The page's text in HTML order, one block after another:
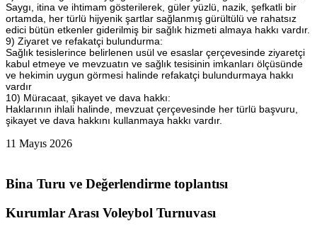
Saygı, itina ve ihtimam gösterilerek, güler yüzlü, nazik, şefkatli bir
ortamda, her türlü hijyenik şartlar sağlanmış gürültülü ve rahatsız
edici bütün etkenler giderilmiş bir sağlık hizmeti almaya hakkı vardır.
9) Ziyaret ve refakatçi bulundurma:
Sağlık tesislerince belirlenen usül ve esaslar çerçevesinde ziyaretçi
kabul etmeye ve mevzuatın ve sağlık tesisinin imkanları ölçüsünde
ve hekimin uygun görmesi halinde refakatçi bulundurmaya hakkı
vardır
10) Müracaat, şikayet ve dava hakkı:
Haklarının ihlali halinde, mevzuat çerçevesinde her türlü başvuru,
şikayet ve dava hakkını kullanmaya hakkı vardır.
11 Mayıs 2026
Bina Turu ve Değerlendirme toplantısı
Kurumlar Arası Voleybol Turnuvası